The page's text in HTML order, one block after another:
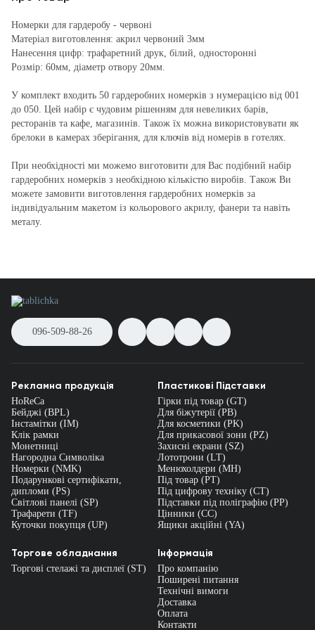
Номерки для гардеробу - червоні
Матеріал виготовлення: акрил червоний 3мм
Нанесення цифр: трафаретний друк, білий, односторонні
Розмір: 60мм, діаметр отвору 20мм.
У комплект входить 50 гардеробних номерків з нумерацією від 001
до 050. Цей набір є чудовим рішенням для невеликих барів,
ресторанів та кафе, магазинів. Також їх можна використовувати як
брелоки в камерах зберігання, для ключів від номерів в готелях.
При необхідності ми можемо виготовити для Вас подібний набір
гардеробних номерків з необхідною кількістю виробів. Також Ви
можете замовити виготовлення гардеробних номерків за
індивідуальним макетом із кольорового акрилу, фанери та навіть
металу.
096-509-88-26
Рекламна продукція
HoReCa
Бейджі (BPL)
Інстамітки (IM)
Клік рамки
Монетниці
Нагородна Символіка
Номерки (NMK)
Подарункові сертифікати,
дипломи (PS)
Світлові панелі (SP)
Трафарети (TF)
Куточки покупця (UP)
Пластикові Підставки
Гірки під товар (GT)
Для біжутерії (PB)
Для косметики (PK)
Для прикасової зони (PZ)
Захисні екрани (SZ)
Лототрони (LT)
Менюхолдери (MH)
Під товар (PT)
Під цифрову техніку (CT)
Підставки під поліграфію (PP)
Цінники (СС)
Ящики акційні (YA)
Торгове обладнання
Торгові стелажі та дисплеї (ST)
Інформація
Про компанію
Поширені питання
Технічні вимоги
Доставка
Оплата
Контакти